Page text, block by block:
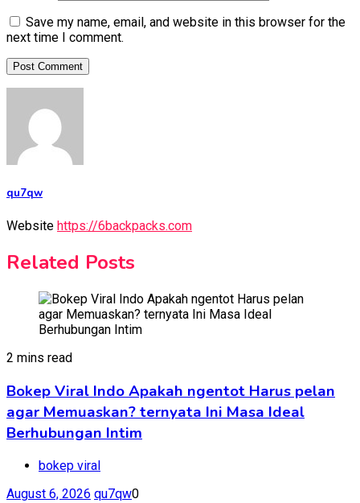
Save my name, email, and website in this browser for the
next time I comment.
qu7qw
Website https://6backpacks.com
Related Posts
2 mins read
Bokep Viral Indo Apakah ngentot Harus pelan
agar Memuaskan? ternyata Ini Masa Ideal
Berhubungan Intim
bokep viral
August 6, 2026 qu7qw0